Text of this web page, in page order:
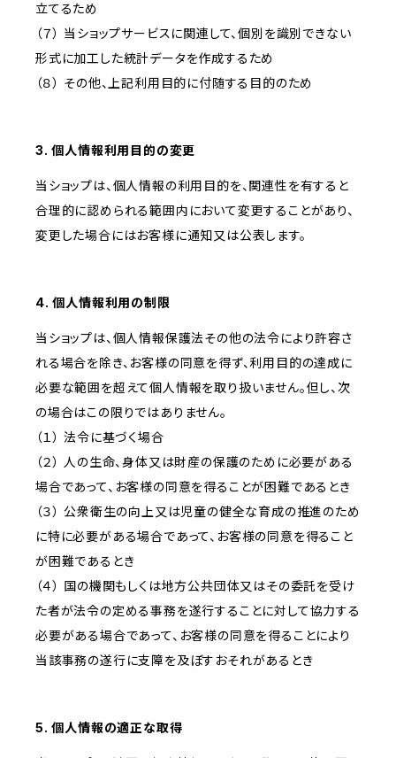
立てるため
（７） 当ショップサービスに関連して、個別を識別できない
形式に加工した統計データを作成するため
（８） その他、上記利用目的に付随する目的のため
3. 個人情報利用目的の変更
当ショップは、個人情報の利用目的を、関連性を有すると
合理的に認められる範囲内において変更することがあり、
変更した場合にはお客様に通知又は公表します。
4. 個人情報利用の制限
当ショップは、個人情報保護法その他の法令により許容さ
れる場合を除き、お客様の同意を得ず、利用目的の達成に
必要な範囲を超えて個人情報を取り扱いません。但し、次
の場合はこの限りではありません。
（１） 法令に基づく場合
（２） 人の生命、身体又は財産の保護のために必要がある
場合であって、お客様の同意を得ることが困難であるとき
（３） 公衆衛生の向上又は児童の健全な育成の推進のため
に特に必要がある場合であって、お客様の同意を得ること
が困難であるとき
（４） 国の機関もしくは地方公共団体又はその委託を受け
た者が法令の定める事務を遂行することに対して協力する
必要がある場合であって、お客様の同意を得ることにより
当該事務の遂行に支障を及ぼすおそれがあるとき
5. 個人情報の適正な取得